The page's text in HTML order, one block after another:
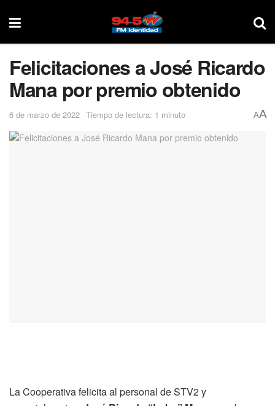
Felicitaciones a José Ricardo
Mana por premio obtenido
6 de marzo de 2022 Tiempo de lectura: 1 minuto AA
La Cooperativa felicita al personal de STV2 y